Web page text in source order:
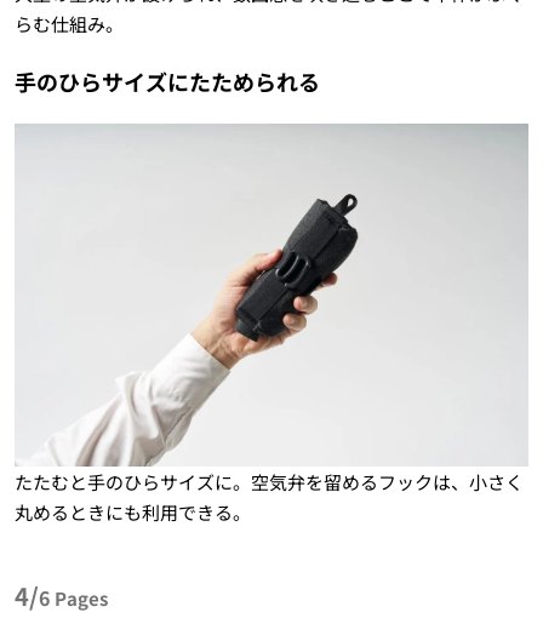
らむ仕組み。
手のひらサイズにたためられる
たたむと手のひらサイズに。空気弁を留めるフックは、小さく
丸めるときにも利用できる。
4/6 Pages